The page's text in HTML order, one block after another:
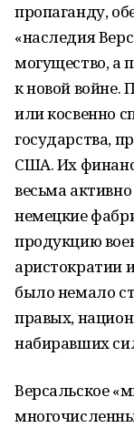
пропаганду,
«наследия
могущество, а
к новой войне.
или косвенно
государства,
США. Их
весьма
немецкие
продукцию
аристократии
было немало
правых,
набиравших
Версальское